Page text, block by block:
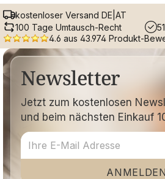
kostenloser Versand DE|AT
100 Tage Umtausch-Recht
4.6 aus 43.974 Produkt-
Newsletter
Jetzt zum kostenlosen
und beim nächsten Einkauf
ANMELDEN